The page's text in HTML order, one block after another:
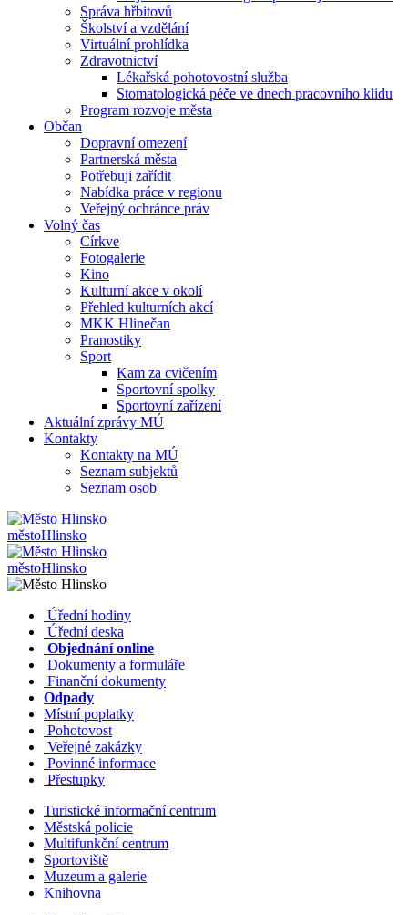
Správa hřbitovů
Školství a vzdělání
Virtuální prohlídka
Zdravotnictví
Lékařská pohotovostní služba
Stomatologická péče ve dnech pracovního klidu
Program rozvoje města
Občan
Dopravní omezení
Partnerská města
Potřebuji zařídit
Nabídka práce v regionu
Veřejný ochránce práv
Volný čas
Církve
Fotogalerie
Kino
Kulturní akce v okolí
Přehled kulturních akcí
MKK Hlinečan
Pranostiky
Sport
Kam za cvičením
Sportovní spolky
Sportovní zařízení
Aktuální zprávy MÚ
Kontakty
Kontakty na MÚ
Seznam subjektů
Seznam osob
městoHlinsko
městoHlinsko
Úřední hodiny
Úřední deska
Objednání online
Dokumenty a formuláře
Finanční dokumenty
Odpady
Místní poplatky
Pohotovost
Veřejné zakázky
Povinné informace
Přestupky
Turistické informační centrum
Městská policie
Multifunkční centrum
Sportoviště
Muzeum a galerie
Knihovna